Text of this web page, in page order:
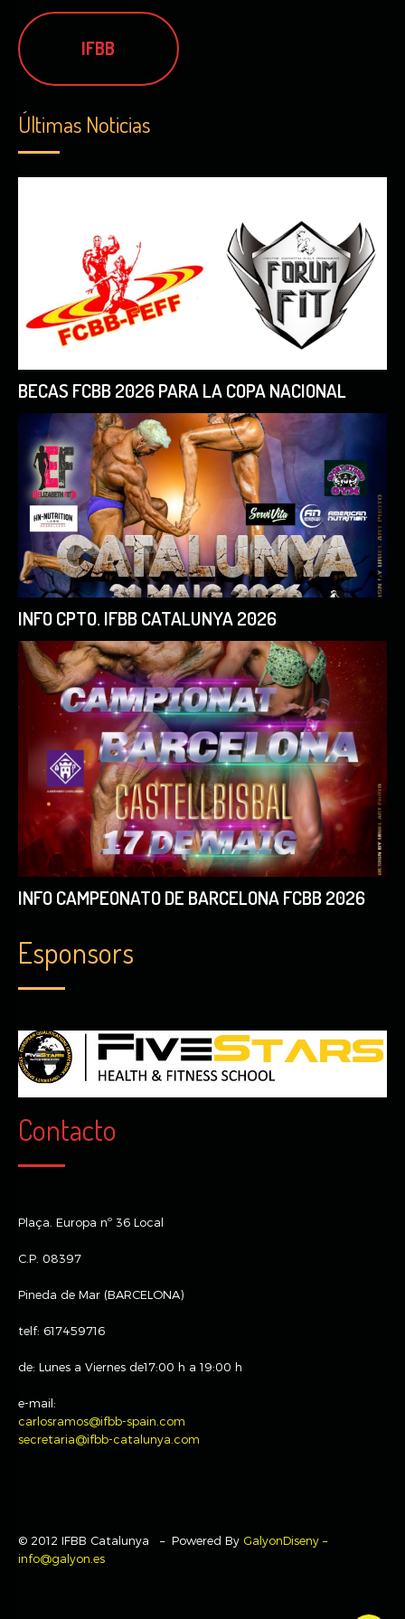
IFBB
Últimas Noticias
BECAS FCBB 2026 PARA LA COPA NACIONAL
INFO CPTO. IFBB CATALUNYA 2026
INFO CAMPEONATO DE BARCELONA FCBB 2026
Esponsors
Contacto
Plaça. Europa nº 36 Local
C.P. 08397
Pineda de Mar (BARCELONA)
telf: 617459716
de: Lunes a Viernes de17:00 h a 19:00 h
e-mail:
carlosramos@ifbb-spain.com
secretaria@ifbb-catalunya.com
© 2012 IFBB Catalunya – Powered By GalyonDiseny –
info@galyon.es